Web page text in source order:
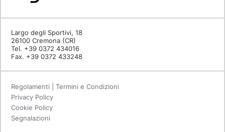
Largo degli Sportivi, 18
26100 Cremona (CR)
Tel. +39 0372 434016
Fax. +39 0372 433248
Regolamenti | Termini e Condizioni
Privacy Policy
Cookie Policy
Segnalazioni